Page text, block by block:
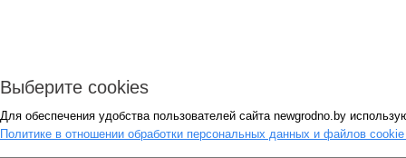
Выберите cookies
Для обеспечения удобства пользователей сайта newgrodno.by
Политике в отношении обработки персональных данных и файлов